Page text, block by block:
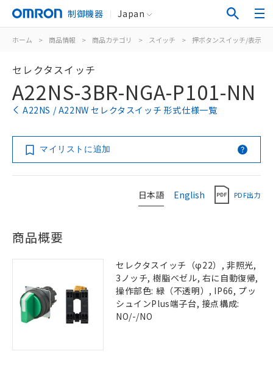
制御機器 Japan
ホーム > 商品情報 > 商品カテゴリ > スイッチ > 押ボタンスイッチ/表示灯
セレクタスイッチ
A22NS-3BR-NGA-P101-NN
A22NS / A22NW セレクタスイッチ 形式仕様一覧
マイリストに追加
日本語 English PDF出力
商品概要
セレクタスイッチ（φ22）, 非照光,
3ノッチ, 樹脂ベゼル, 右に自動復帰,
操作部色: 緑（不透明）, IP66, プッ
シュインPlus端子台, 接点構成:
NO/-/NO